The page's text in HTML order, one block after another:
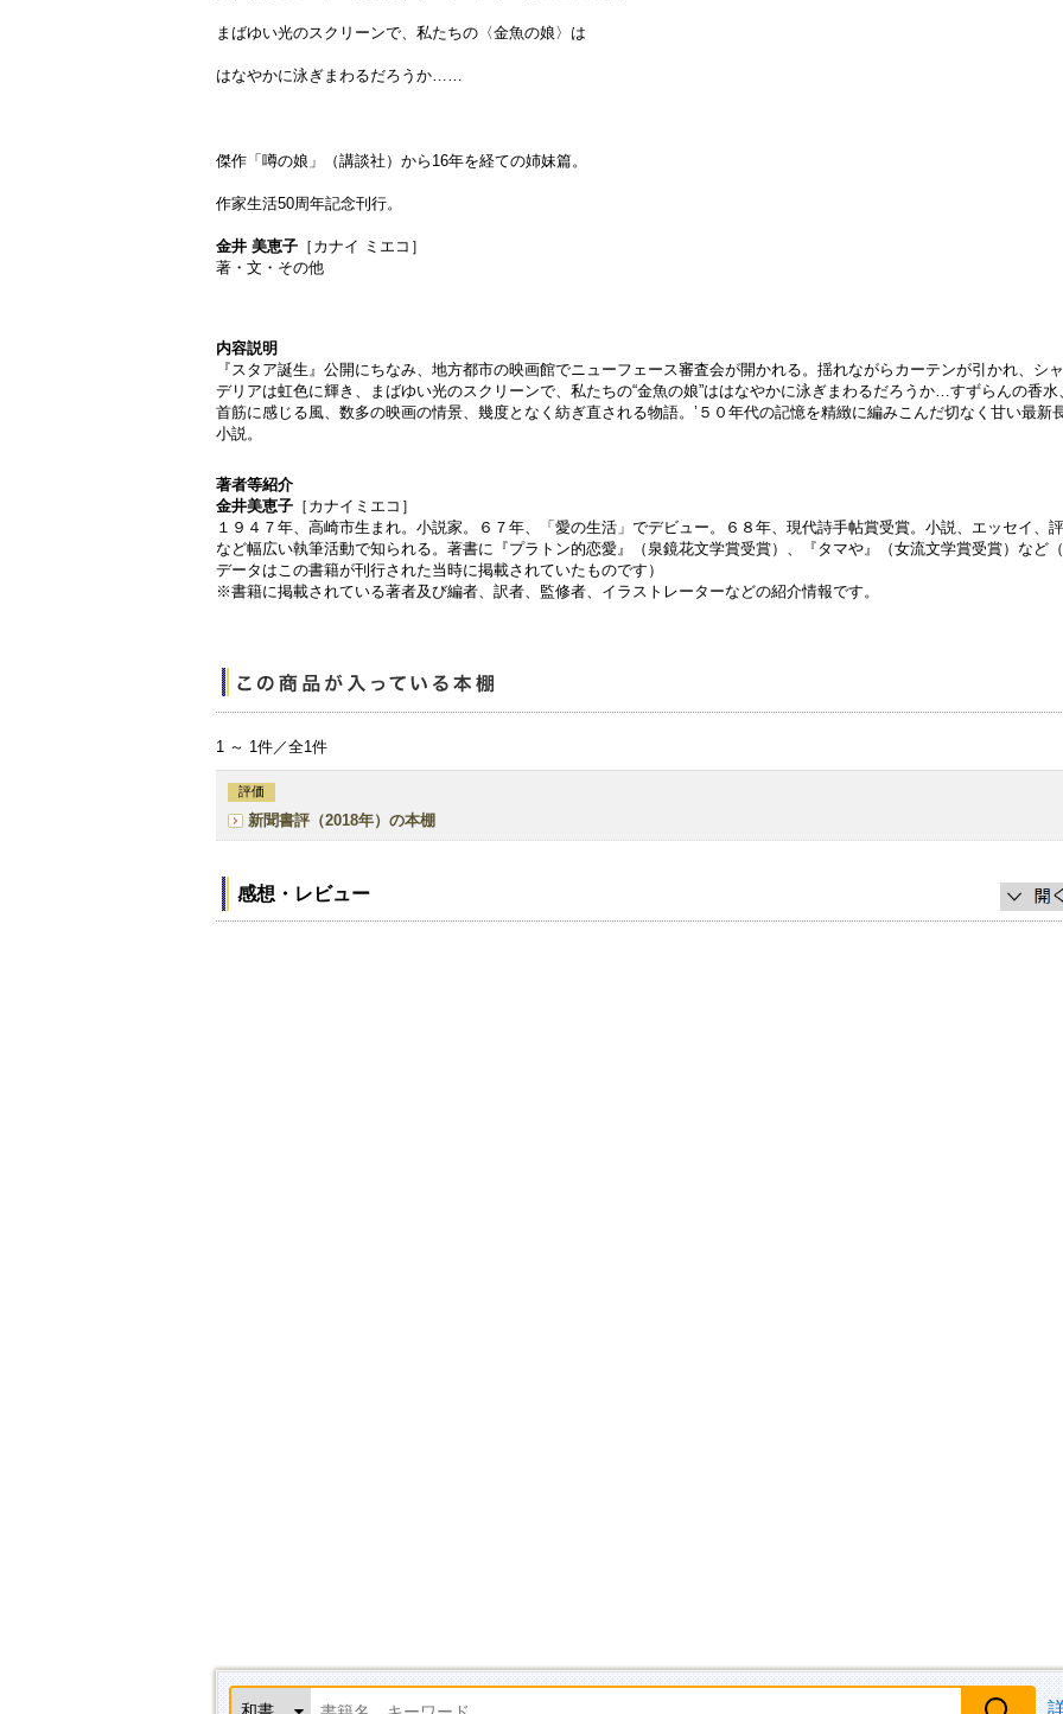
まばゆい光のスクリーンで、私たちの〈金魚の娘〉は
はなやかに泳ぎまわるだろうか……
傑作「噂の娘」（講談社）から16年を経ての姉妹篇。
作家生活50周年記念刊行。
金井 美恵子 ［カナイ ミエコ］
著・文・その他
内容説明
『スタア誕生』公開にちなみ、地方都市の映画館でニューフェース審査会が開かれる。揺れながらカーテンが引かれ、シ
デリアは虹色に輝き、まばゆい光のスクリーンで、私たちの“金魚の娘”ははなやかに泳ぎまわるだろうか…すずらんの香水
首筋に感じる風、数多の映画の情景、幾度となく紡ぎ直される物語。’５０年代の記憶を精緻に編みこんだ切なく甘い最新
小説。
著者等紹介
金井美恵子 ［カナイミエコ］
１９４７年、高崎市生まれ。小説家。６７年、「愛の生活」でデビュー。６８年、現代詩手帖賞受賞。小説、エッセイ、
など幅広い執筆活動で知られる。著書に『プラトン的恋愛』（泉鏡花文学賞受賞）、『タマや』（女流文学賞受賞）など
データはこの書籍が刊行された当時に掲載されていたものです）
※書籍に掲載されている著者及び編者、訳者、監修者、イラストレーターなどの紹介情報です。
1 ～ 1件／全1件
評価
新聞書評（2018年）の本棚
感想・レビュー